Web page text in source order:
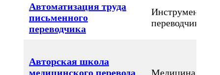
Автоматизация труда
письменного
переводчика
Инструменты
переводчика
Авторская школа
медицинского перевода
Медицина